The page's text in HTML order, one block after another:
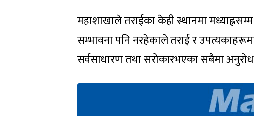
महाशाखाले तराईका केही स्थानमा
सम्भावना पनि नरहेकाले तराई र
सर्वसाधारण तथा सरोकारभएका सबैमा